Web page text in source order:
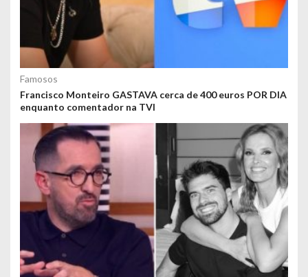
Famosos
Francisco Monteiro GASTAVA cerca de 400 euros POR DIA
enquanto comentador na TVI